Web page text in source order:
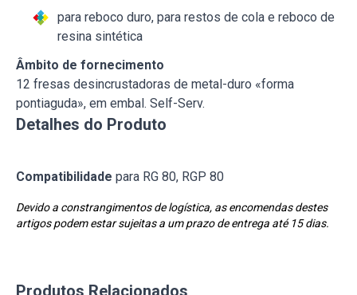
para reboco duro, para restos de cola e reboco de
resina sintética
Âmbito de fornecimento
12 fresas desincrustadoras de metal-duro «forma
pontiaguda», em embal. Self-Serv.
Detalhes do Produto
Compatibilidade para RG 80, RGP 80
Devido a constrangimentos de logística, as encomendas destes
artigos podem estar sujeitas a um prazo de entrega até 15 dias.
Produtos Relacionados